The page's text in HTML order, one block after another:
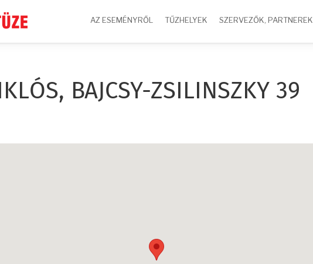
AZ ESEMÉNYRŐL TŰZHELYEK SZERVEZŐK, PARTNEREK
BAJCSY-ZSILINSZKY 39